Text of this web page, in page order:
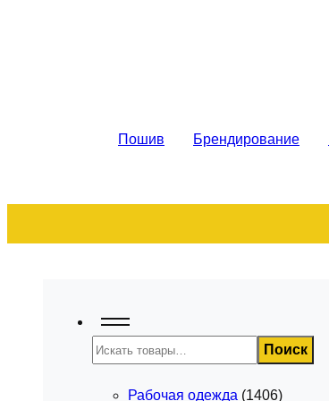
Пошив Брендирование
Поиск Поиск
Рабочая одежда (1406)